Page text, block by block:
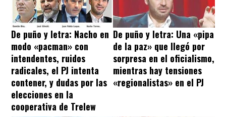
De puño y letra: Nacho en
modo «pacman» con
intendentes, ruidos
radicales, el PJ intenta
contener, y dudas por las
elecciones en la
cooperativa de Trelew
De puño y letra: Una «pipa
de la paz» que llegó por
sorpresa en el oficialismo,
mientras hay tensiones
«regionalistas» en el PJ